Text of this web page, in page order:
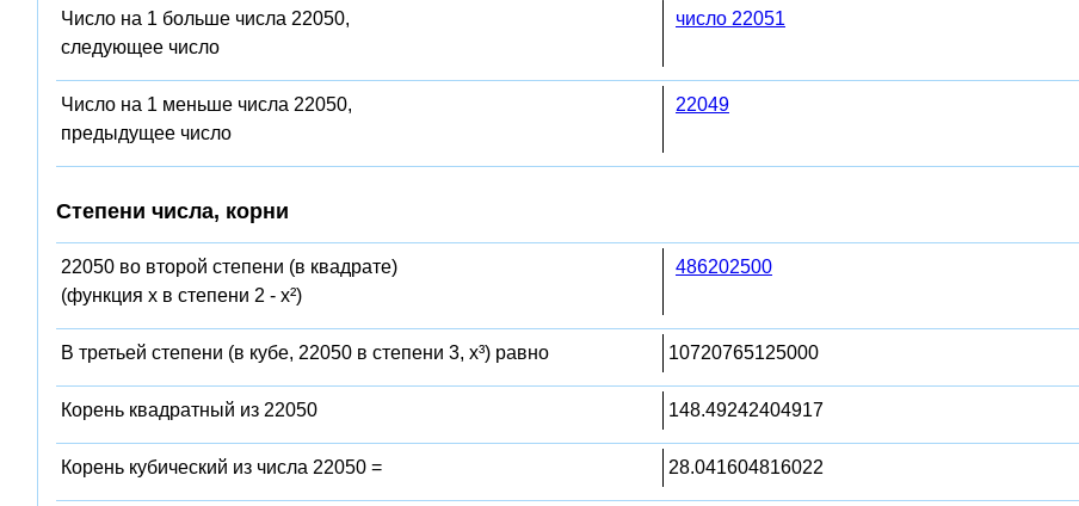
Число на 1 больше числа 22050,
следующее число
число 22051
Число на 1 меньше числа 22050,
предыдущее число
22049
Степени числа, корни
22050 во второй степени (в квадрате)
(функция x в степени 2 - x²)
486202500
В третьей степени (в кубе, 22050 в степени 3, x³) равно 10720765125000
Корень квадратный из 22050 148.49242404917
Корень кубический из числа 22050 = 28.041604816022